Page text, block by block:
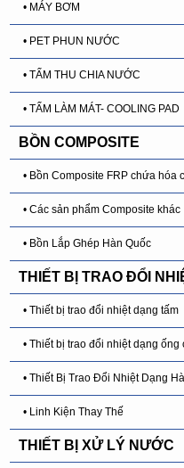
• MÁY BƠM
• PET PHUN NƯỚC
• TẤM THU CHIA NƯỚC
• TẤM LÀM MÁT- COOLING PAD
BỒN COMPOSITE
• Bồn Composite FRP chứa hóa
• Các sản phẩm Composite khác
• Bồn Lắp Ghép Hàn Quốc
THIẾT BỊ TRAO ĐỔI
• Thiết bị trao đổi nhiệt dạng tấm
• Thiết bị trao đổi nhiệt dạng ống
• Thiết Bị Trao Đổi Nhiệt Dạng
• Linh Kiện Thay Thế
THIẾT BỊ XỬ LÝ NƯỚC